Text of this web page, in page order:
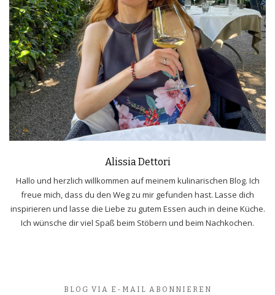
Alissia Dettori
Hallo und herzlich willkommen auf meinem kulinarischen Blog. Ich
freue mich, dass du den Weg zu mir gefunden hast. Lasse dich
inspirieren und lasse die Liebe zu gutem Essen auch in deine Küche.
Ich wünsche dir viel Spaß beim Stöbern und beim Nachkochen.
BLOG VIA E-MAIL ABONNIEREN